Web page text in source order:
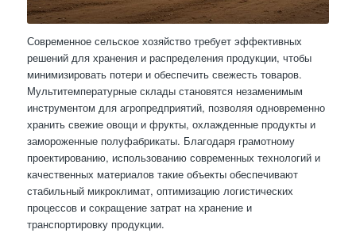
Современное сельское хозяйство требует эффективных
решений для хранения и распределения продукции, чтобы
минимизировать потери и обеспечить свежесть товаров.
Мультитемпературные склады становятся незаменимым
инструментом для агропредприятий, позволяя одновременно
хранить свежие овощи и фрукты, охлажденные продукты и
замороженные полуфабрикаты. Благодаря грамотному
проектированию, использованию современных технологий и
качественных материалов такие объекты обеспечивают
стабильный микроклимат, оптимизацию логистических
процессов и сокращение затрат на хранение и
транспортировку продукции.